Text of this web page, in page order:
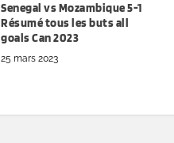
Senegal vs Mozambique 5-1
Résumé tous les buts all
goals Can 2023
25 mars 2023